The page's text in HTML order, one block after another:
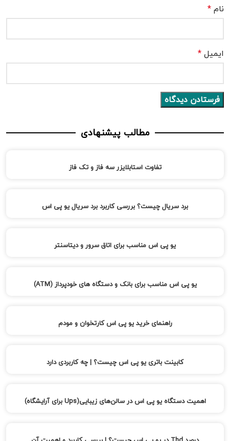
نام*
ایمیل*
مطالب پیشنهادی
تفاوت استابلایزر سه فاز و تک فاز
برد سریال چیست؟ بررسی کاربرد برد سریال یو پی اس
یو پی اس مناسب برای اتاق سرور و دیتاسنتر
یو پی اس مناسب برای بانک و دستگاه های خودپرداز (ATM)
راهنمای خرید یو پی اس کارتخوان و مودم
کابینت باتری یو پی اس چیست؟ | چه کاربردی دارد
اهمیت دستگاه یو پی اس در سالن‌های زیبایی(Ups برای آرایشگاه)